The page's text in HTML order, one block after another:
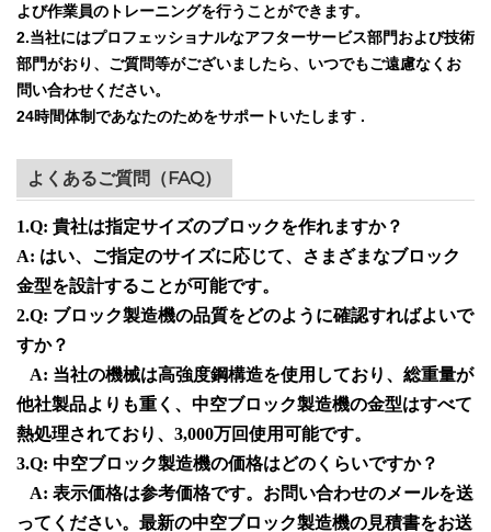
よび作業員のトレーニングを行うことができます。
2.当社にはプロフェッショナルなアフターサービス部門および技術
部門がおり、ご質問等がございましたら、いつでもご遠慮なくお
問い合わせください。
24時間体制であなたのためをサポートいたします .
よくあるご質問（FAQ）
1.Q: 貴社は指定サイズのブロックを作れますか？
A: はい、ご指定のサイズに応じて、さまざまなブロック
金型を設計することが可能です。
2.Q: ブロック製造機の品質をどのように確認すればよいで
すか？
A: 当社の機械は高強度鋼構造を使用しており、総重量が
他社製品よりも重く、中空ブロック製造機の金型はすべて
熱処理されており、3,000万回使用可能です。
3.Q: 中空ブロック製造機の価格はどのくらいですか？
A: 表示価格は参考価格です。お問い合わせのメールを送
ってください。最新の中空ブロック製造機の見積書をお送